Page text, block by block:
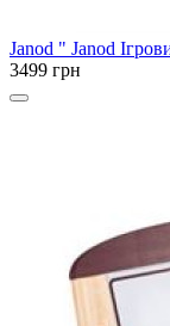
Janod " Janod
3499 грн